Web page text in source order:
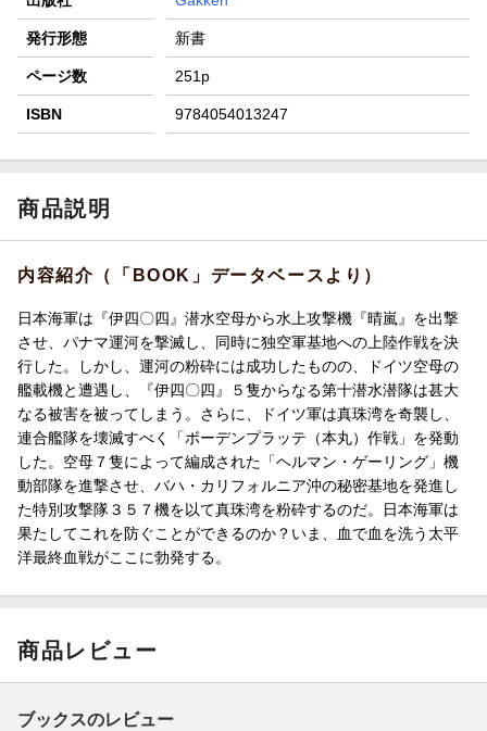
発行形態 新書
ページ数 251p
ISBN 9784054013247
商品説明
内容紹介（「BOOK」データベースより）
日本海軍は『伊四〇四』潜水空母から水上攻撃機『晴嵐』を出撃
させ、パナマ運河を撃滅し、同時に独空軍基地への上陸作戦を決
行した。しかし、運河の粉砕には成功したものの、ドイツ空母の
艦載機と遭遇し、『伊四〇四』５隻からなる第十潜水潜隊は甚大
なる被害を被ってしまう。さらに、ドイツ軍は真珠湾を奇襲し、
連合艦隊を壊滅すべく「ボーデンプラッテ（本丸）作戦」を発動
した。空母７隻によって編成された「ヘルマン・ゲーリング」機
動部隊を進撃させ、バハ・カリフォルニア沖の秘密基地を発進し
た特別攻撃隊３５７機を以て真珠湾を粉砕するのだ。日本海軍は
果たしてこれを防ぐことができるのか？いま、血で血を洗う太平
洋最終血戦がここに勃発する。
商品レビュー
ブックスのレビュー